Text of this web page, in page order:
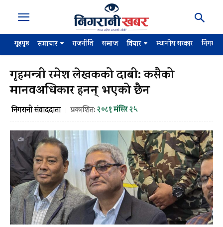
गृहपृष्ठ समाचार राजनीति समाज विचार स्थानीय सरकार
गृहमन्त्री रमेश लेखकको दाबी: कसैको
मानवअधिकार हनन् भएको छैन
निगरानी संवाददाता प्रकाशित:२०८१ मंसिर २५